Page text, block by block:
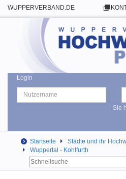
WUPPERVERBAND.DE
Login
Sie
Startseite
Städte und ihr
Wuppertal - Kohlfurth